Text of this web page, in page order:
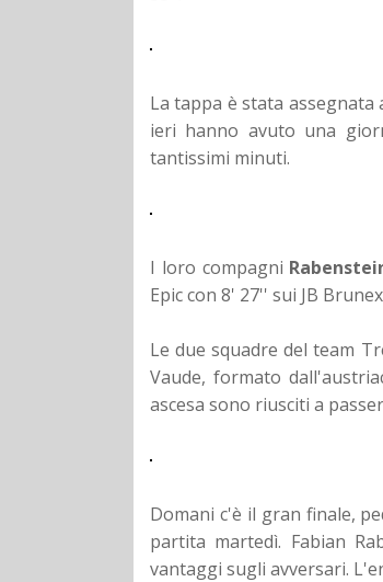
La tappa è stata assegnata
ieri hanno avuto una
tantissimi minuti.
I loro compagni
Epic con 8' 27'' sui JB
Le due squadre del team
Vaude, formato
ascesa sono riusciti a
Domani c'è il gran finale,
partita martedì. Fabian
vantaggi sugli avversari.